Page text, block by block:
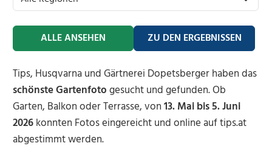
ALLE ANSEHEN ZU DEN ERGEBNISSEN
Tips, Husqvarna und Gärtnerei Dopetsberger haben das
schönste Gartenfotogesucht und gefunden. Ob
Garten, Balkon oder Terrasse, von13. Mai bis 5. Juni
2026konnten Fotos eingereicht und online auf tips.at
abgestimmt werden.